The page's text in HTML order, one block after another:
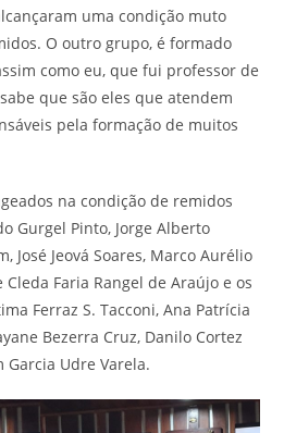
uma condição muto
O outro grupo, é formado
como eu, que fui professor de
que são eles que atendem
pela formação de muitos
na condição de remidos
Gurgel Pinto, Jorge Alberto
José Jeová Soares, Marco Aurélio
Faria Rangel de Araújo e os
Ferraz S. Tacconi, Ana Patrícia
Bezerra Cruz, Danilo Cortez
Garcia Udre Varela.